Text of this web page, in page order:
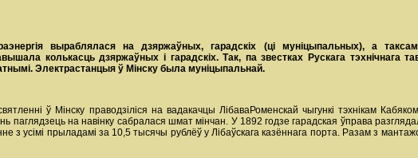
выраблялася на дзяржаўных, гарадскіх (ці муніцыпальных), а
колькасць дзяржаўных і гарадскіх. Так, па звестках Рускага тэхнічнага
Электрастанцыя ў Мінску была муніцыпальнай.
ў Мінску праводзіліся на вадакачцы Лібава­Роменскай чыгункі тэхнікам
паглядзець на навінку сабралася шмат мінчан. У 1892 годзе гарадская ўправа
з усімі прыладамі за 10,5 тысячы рублёў у Лібаўскага казённага порта. Разам з